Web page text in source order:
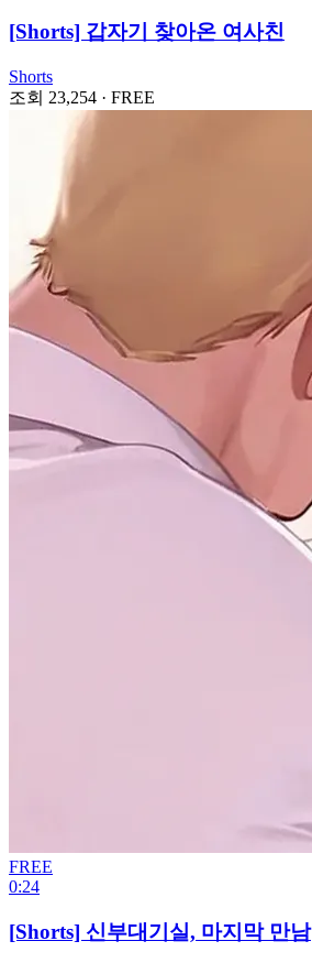
[Shorts] 갑자기 찾아온 여사친
Shorts
조회 23,254 · FREE
FREE
0:24
[Shorts] 신부대기실, 마지막 만남